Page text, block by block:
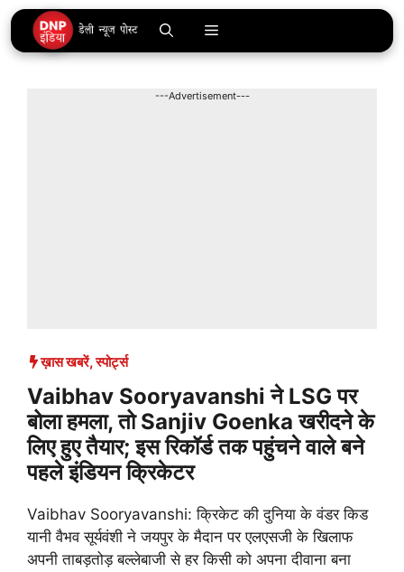
Skip
to
content
Menu
---Advertisement---
ख़ास खबरें,स्पोर्ट्स
Vaibhav Sooryavanshi ने LSG पर
बोला हमला, तो Sanjiv Goenka खरीदने के
लिए हुए तैयार; इस रिकॉर्ड तक पहुंचने वाले बने
पहले इंडियन क्रिकेटर
Vaibhav Sooryavanshi: क्रिकेट की दुनिया के वंडर किड
यानी वैभव सूर्यवंशी ने जयपुर के मैदान पर एलएसजी के खिलाफ
अपनी ताबड़तोड़ बल्लेबाजी से हर किसी को अपना दीवाना बना